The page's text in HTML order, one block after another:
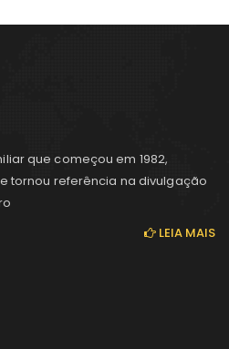
que começou em 1982,
tornou referência na divulgação
LEIA MAIS